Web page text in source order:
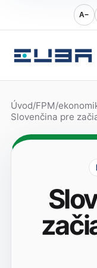
A−
Úvod/FPM/
Slovenčina pre